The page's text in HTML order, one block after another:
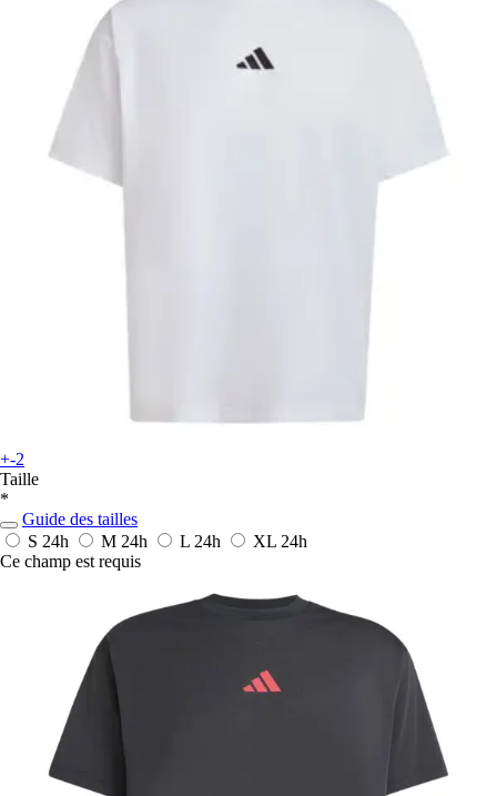
+-2
Taille
*
Guide des tailles
S 24h M 24h L 24h XL 24h
Ce champ est requis